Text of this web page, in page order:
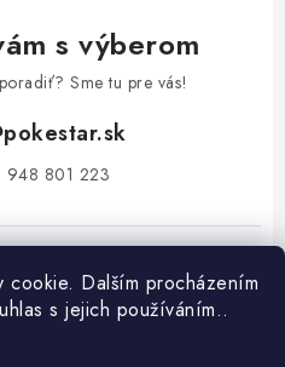
Dalším procházením
s jejich používáním..
s výberom
Sme tu pre vás!
pokestar.sk
948 801 223